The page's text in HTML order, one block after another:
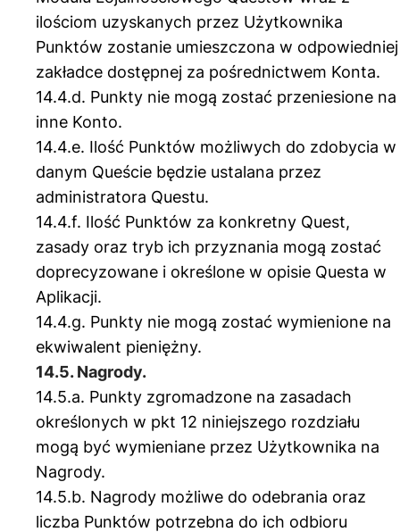
ilościom uzyskanych przez Użytkownika
Punktów zostanie umieszczona w odpowiedniej
zakładce dostępnej za pośrednictwem Konta.
14.4.d. Punkty nie mogą zostać przeniesione na
inne Konto.
14.4.e. Ilość Punktów możliwych do zdobycia w
danym Queście będzie ustalana przez
administratora Questu.
14.4.f. Ilość Punktów za konkretny Quest,
zasady oraz tryb ich przyznania mogą zostać
doprecyzowane i określone w opisie Questa w
Aplikacji.
14.4.g. Punkty nie mogą zostać wymienione na
ekwiwalent pieniężny.
14.5. Nagrody.
14.5.a. Punkty zgromadzone na zasadach
określonych w pkt 12 niniejszego rozdziału
mogą być wymieniane przez Użytkownika na
Nagrody.
14.5.b. Nagrody możliwe do odebrania oraz
liczba Punktów potrzebna do ich odbioru